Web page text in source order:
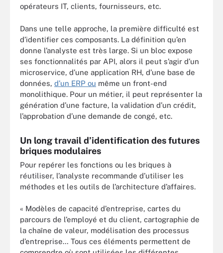
opérateurs IT, clients, fournisseurs, etc.
Dans une telle approche, la première difficulté est
d’identifier ces composants. La définition qu’en
donne l’analyste est très large. Si un bloc expose
ses fonctionnalités par API, alors il peut s’agir d’un
microservice, d’une application RH, d’une base de
données, d’un ERP ou même un front-end
monolithique. Pour un métier, il peut représenter la
génération d’une facture, la validation d’un crédit,
l’approbation d’une demande de congé, etc.
Un long travail d’identification des futures
briques modulaires
Pour repérer les fonctions ou les briques à
réutiliser, l’analyste recommande d’utiliser les
méthodes et les outils de l’architecture d’affaires.
« Modèles de capacité d’entreprise, cartes du
parcours de l’employé et du client, cartographie de
la chaîne de valeur, modélisation des processus
d’entreprise… Tous ces éléments permettent de